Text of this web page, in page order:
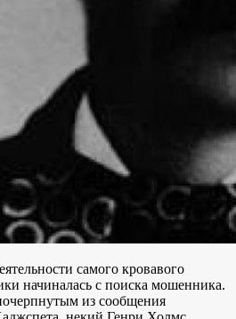
самого кровавого
начиналась с поиска мошенника.
из сообщения